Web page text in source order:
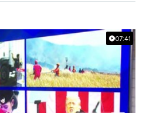
07:41